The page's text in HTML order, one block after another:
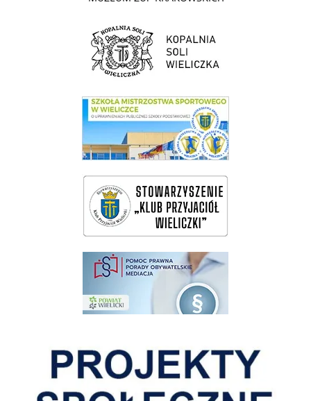
link do strony Kopalni Soli Wieliczka
link do SMS Wieliczka
wieliczka-wieliczanie na bis
pomoc prawna wieliczka